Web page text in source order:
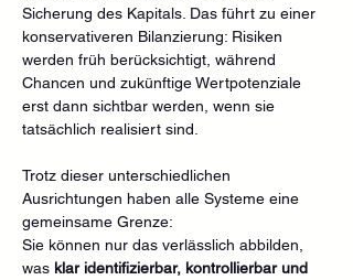
Sicherung des Kapitals. Das führt zu einer
konservativeren Bilanzierung: Risiken
werden früh berücksichtigt, während
Chancen und zukünftige Wertpotenziale
erst dann sichtbar werden, wenn sie
tatsächlich realisiert sind.
Trotz dieser unterschiedlichen
Ausrichtungen haben alle Systeme eine
gemeinsame Grenze:
Sie können nur das verlässlich abbilden,
was klar identifizierbar, kontrollierbar und